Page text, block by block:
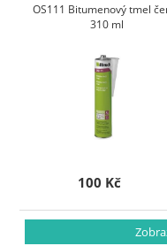
OS111 Bitumenový tmel
310 ml
100 Kč